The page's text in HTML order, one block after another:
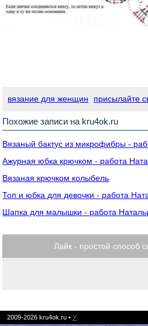
вязание для женщин присылайте
Похожие записи на kru4ok.ru
Вязаный бактус из микрофибры -
Ажурная юбка крючком - работа
Вязаная крючком колыбель
Топ и юбка для девочки - работа
Шапка для малышки - работа
Лайк - простой способ
2009-2026 kru4ok.ru • У